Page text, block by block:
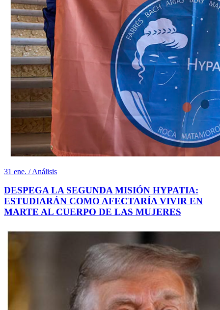
31 ene. / Análisis
DESPEGA LA SEGUNDA MISIÓN HYPATIA:
ESTUDIARÁN COMO AFECTARÍA VIVIR EN
MARTE AL CUERPO DE LAS MUJERES